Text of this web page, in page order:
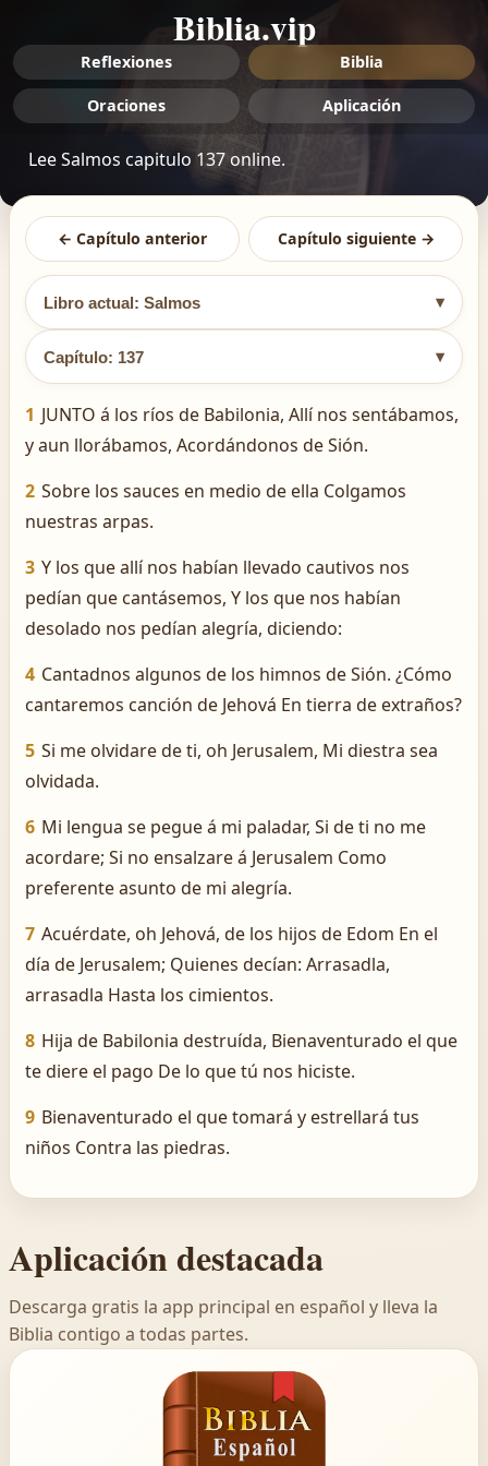
Biblia.vip
Reflexiones Biblia
Oraciones Aplicación
Lee Salmos capitulo 137 online.
← Capítulo anterior Capítulo siguiente →
Libro actual: Salmos ▾
Capítulo: 137 ▾
1 JUNTO á los ríos de Babilonia, Allí nos sentábamos,
y aun llorábamos, Acordándonos de Sión.
2 Sobre los sauces en medio de ella Colgamos
nuestras arpas.
3 Y los que allí nos habían llevado cautivos nos
pedían que cantásemos, Y los que nos habían
desolado nos pedían alegría, diciendo:
4 Cantadnos algunos de los himnos de Sión. ¿Cómo
cantaremos canción de Jehová En tierra de extraños?
5 Si me olvidare de ti, oh Jerusalem, Mi diestra sea
olvidada.
6 Mi lengua se pegue á mi paladar, Si de ti no me
acordare; Si no ensalzare á Jerusalem Como
preferente asunto de mi alegría.
7 Acuérdate, oh Jehová, de los hijos de Edom En el
día de Jerusalem; Quienes decían: Arrasadla,
arrasadla Hasta los cimientos.
8 Hija de Babilonia destruída, Bienaventurado el que
te diere el pago De lo que tú nos hiciste.
9 Bienaventurado el que tomará y estrellará tus
niños Contra las piedras.
Aplicación destacada
Descarga gratis la app principal en español y lleva la
Biblia contigo a todas partes.